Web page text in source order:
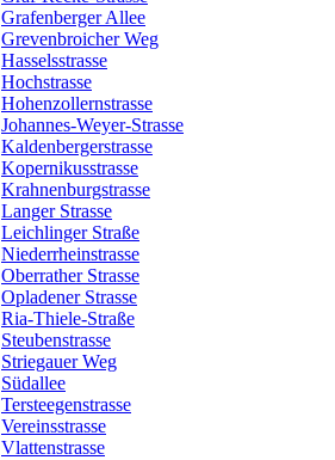
Grafenberger Allee
Grevenbroicher Weg
Hasselsstrasse
Hochstrasse
Hohenzollernstrasse
Johannes-Weyer-Strasse
Kaldenbergerstrasse
Kopernikusstrasse
Krahnenburgstrasse
Langer Strasse
Leichlinger Straße
Niederrheinstrasse
Oberrather Strasse
Opladener Strasse
Ria-Thiele-Straße
Steubenstrasse
Striegauer Weg
Südallee
Tersteegenstrasse
Vereinsstrasse
Vlattenstrasse